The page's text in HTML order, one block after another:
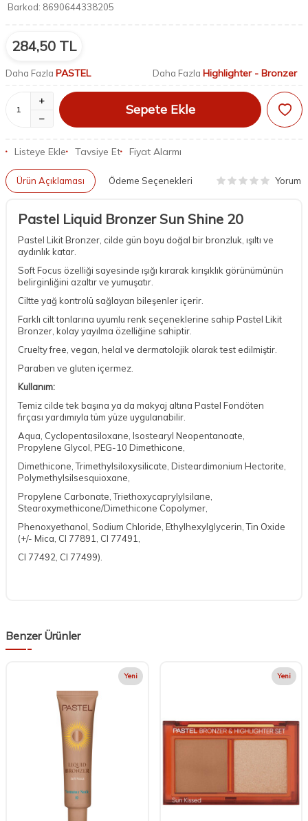
Barkod: 8690644338205
284,50 TL
Daha Fazla PASTEL Daha Fazla Highlighter - Bronzer
Sepete Ekle
Listeye Ekle Tavsiye Et Fiyat Alarmı
Ürün Açıklaması Ödeme Seçenekleri Yorum
Pastel Liquid Bronzer Sun Shine 20
Pastel Likit Bronzer, cilde gün boyu doğal bir bronzluk, ışıltı ve
aydınlık katar.
Soft Focus özelliği sayesinde ışığı kırarak kırışıklık görünümünün
belirginliğini azaltır ve yumuşatır.
Ciltte yağ kontrolü sağlayan bileşenler içerir.
Farklı cilt tonlarına uyumlu renk seçeneklerine sahip Pastel Likit
Bronzer, kolay yayılma özelliğine sahiptir.
Cruelty free, vegan, helal ve dermatolojik olarak test edilmiştir.
Paraben ve gluten içermez.
Kullanım:
Temiz cilde tek başına ya da makyaj altına Pastel Fondöten
fırçası yardımıyla tüm yüze uygulanabilir.
Aqua, Cyclopentasiloxane, Isostearyl Neopentanoate,
Propylene Glycol, PEG-10 Dimethicone,
Dimethicone, Trimethylsiloxysilicate, Disteardimonium Hectorite,
Polymethylsilsesquioxane,
Propylene Carbonate, Triethoxycaprylylsilane,
Stearoxymethicone/Dimethicone Copolymer,
Phenoxyethanol, Sodium Chloride, Ethylhexylglycerin, Tin Oxide
(+/- Mica, CI 77891, CI 77491,
CI 77492, CI 77499).
Benzer Ürünler
Yeni Yeni